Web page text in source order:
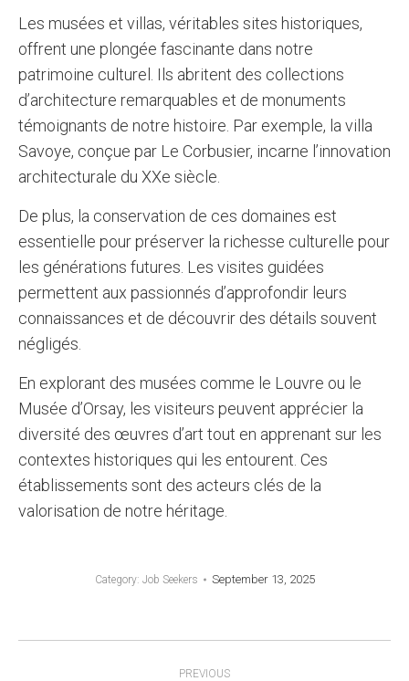
Les musées et villas, véritables sites historiques,
offrent une plongée fascinante dans notre
patrimoine culturel. Ils abritent des collections
d’architecture remarquables et de monuments
témoignants de notre histoire. Par exemple, la villa
Savoye, conçue par Le Corbusier, incarne l’innovation
architecturale du XXe siècle.
De plus, la conservation de ces domaines est
essentielle pour préserver la richesse culturelle pour
les générations futures. Les visites guidées
permettent aux passionnés d’approfondir leurs
connaissances et de découvrir des détails souvent
négligés.
En explorant des musées comme le Louvre ou le
Musée d’Orsay, les visiteurs peuvent apprécier la
diversité des œuvres d’art tout en apprenant sur les
contextes historiques qui les entourent. Ces
établissements sont des acteurs clés de la
valorisation de notre héritage.
Category: Job Seekers September 13, 2025
PREVIOUS